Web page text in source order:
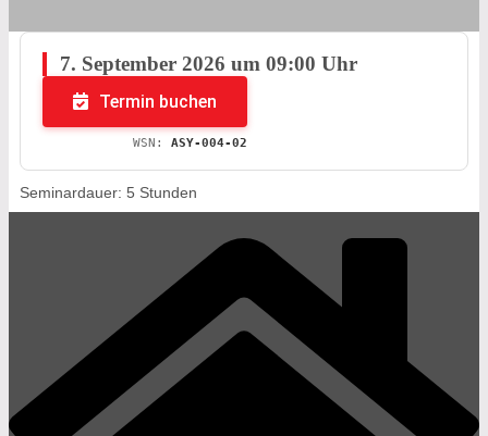
7. September 2026 um 09:00 Uhr
Termin buchen
WSN: ASY-004-02
Seminardauer: 5 Stunden